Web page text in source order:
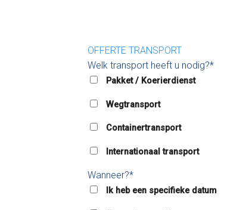
OFFERTE TRANSPORT
Welk transport heeft u nodig?*
Pakket / Koerierdienst
Wegtransport
Containertransport
Internationaal transport
Wanneer?*
Ik heb een specifieke datum